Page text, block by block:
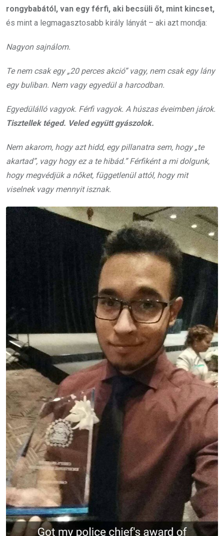
rongybabától, van egy férfi, aki becsüli őt, mint kincset,
és mint a legmagasztosabb király lányát – aki azt mondja:
Nagyon sajnálom.
Te nem csak egy „20 perces akció” vagy, nem csak egy lány
egy buliban. Nem vagy egyedül a harcodban.
Egyedülálló vagyok. Férfi vagyok. A húszas éveimben járok.
Tisztellek téged. Veled együtt gyászolok.
Nem akarom, hogy azt hidd, egy pillanatra sem, hogy „te
akartad”, vagy hogy ez a te hibád.” Férfiként a mi dolgunk,
hogy megvédjük a nőket, függetlenül attól, hogy mit
viselnek vagy mennyit isznak.